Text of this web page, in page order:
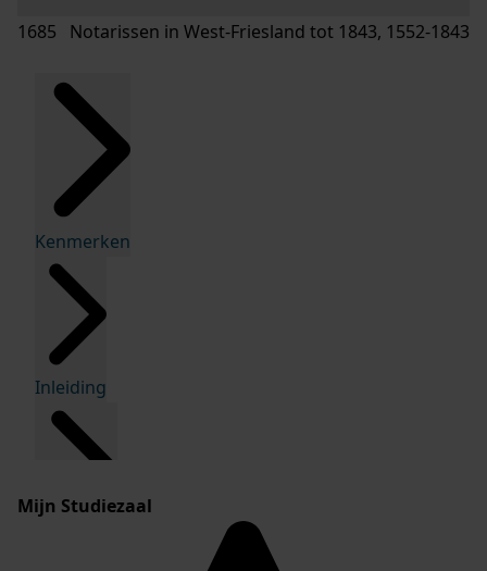
1685 Notarissen in West-Friesland tot 1843, 1552-1843
Kenmerken
Inleiding
Mijn Studiezaal